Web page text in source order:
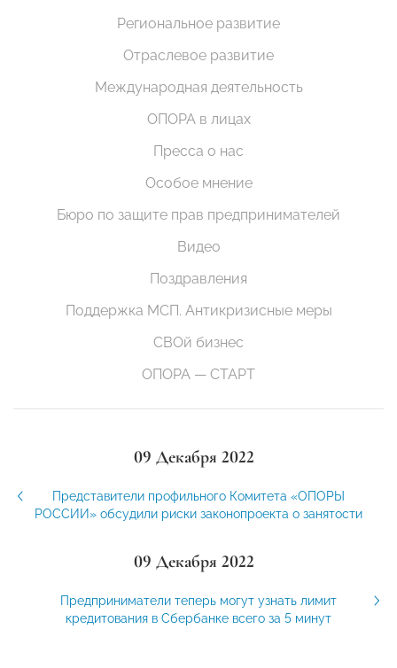
Региональное развитие
Отраслевое развитие
Международная деятельность
ОПОРА в лицах
Пресса о нас
Особое мнение
Бюро по защите прав предпринимателей
Видео
Поздравления
Поддержка МСП. Антикризисные меры
СВОй бизнес
ОПОРА — СТАРТ
09 Декабря 2022
Представители профильного Комитета «ОПОРЫ
РОССИИ» обсудили риски законопроекта о занятости
09 Декабря 2022
Предприниматели теперь могут узнать лимит
кредитования в Сбербанке всего за 5 минут